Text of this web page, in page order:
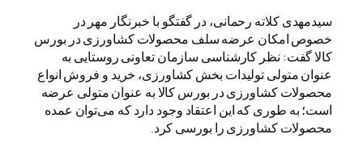
سیدمهدی کلاته رحمانی، در گفتگو با خبرنگار مهر در
خصوص امکان عرضه سلف محصولات کشاورزی در بورس
کالا گفت: نظر کارشناسی سازمان تعاونی روستایی به
عنوان متولی تولیدات بخش کشاورزی، خرید و فروش انواع
محصولات کشاورزی در بورس کالا به‌ عنوان متولی عرضه
است؛ به طوری که این اعتقاد وجود دارد که می‌توان عمده
محصولات کشاورزی را بورسی کرد.